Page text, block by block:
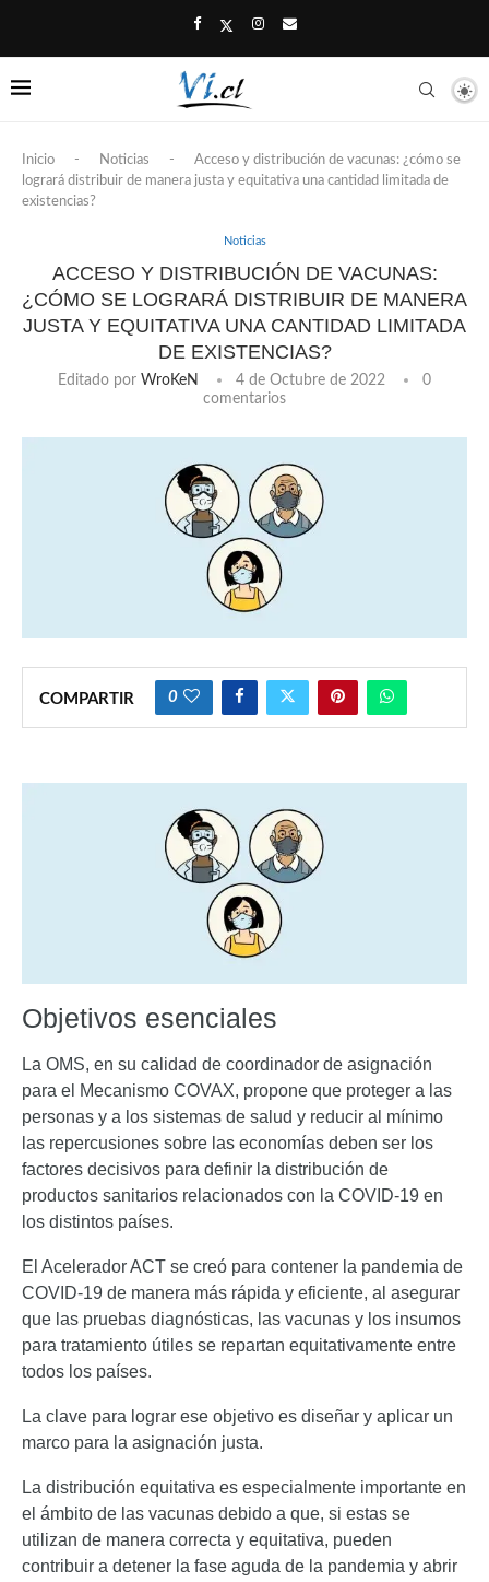
Inicio - Noticias -
Acceso y distribución de vacunas: ¿cómo se
logrará distribuir de manera justa y equitativa una cantidad limitada de
existencias?
Noticias
ACCESO Y DISTRIBUCIÓN DE VACUNAS:
¿CÓMO SE LOGRARÁ DISTRIBUIR DE MANERA
JUSTA Y EQUITATIVA UNA CANTIDAD LIMITADA
DE EXISTENCIAS?
Editado por WroKeN 4 de Octubre de 2022
0
comentarios
COMPARTIR 0
Objetivos esenciales
La OMS, en su calidad de coordinador de asignación
para el Mecanismo COVAX, propone que proteger a las
personas y a los sistemas de salud y reducir al mínimo
las repercusiones sobre las economías deben ser los
factores decisivos para definir la distribución de
productos sanitarios relacionados con la COVID-19 en
los distintos países.
El Acelerador ACT se creó para contener la pandemia de
COVID-19 de manera más rápida y eficiente, al asegurar
que las pruebas diagnósticas, las vacunas y los insumos
para tratamiento útiles se repartan equitativamente entre
todos los países.
La clave para lograr ese objetivo es diseñar y aplicar un
marco para la asignación justa.
La distribución equitativa es especialmente importante en
el ámbito de las vacunas debido a que, si estas se
utilizan de manera correcta y equitativa, pueden
contribuir a detener la fase aguda de la pandemia y abrir